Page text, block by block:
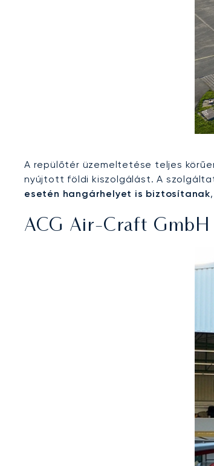
A repülőtér üzemeltetése teljes
nyújtott földi kiszolgálást. A
esetén hangárhelyet is biztosítanak
ACG Air-Craft